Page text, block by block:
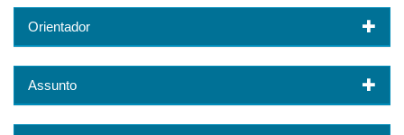
Orientador
Assunto